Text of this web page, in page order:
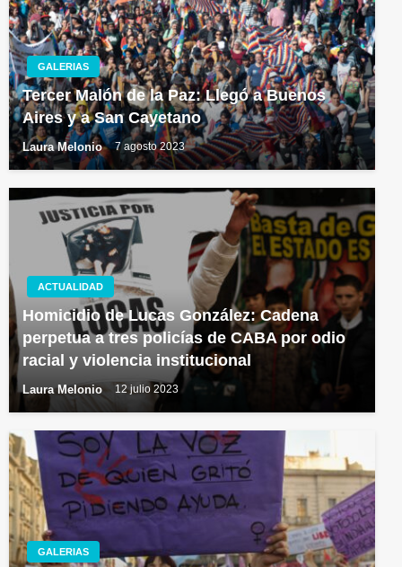
GALERIAS
Tercer Malón de la Paz: Llegó a Buenos
Aires y a San Cayetano
Laura Melonio 7 agosto 2023
ACTUALIDAD
Homicidio de Lucas González: Cadena
perpetua a tres policías de CABA por odio
racial y violencia institucional
Laura Melonio 12 julio 2023
GALERIAS